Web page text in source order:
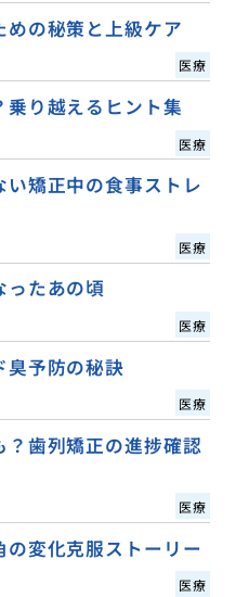
の秘策と上級ケア
医療
り越えるヒント集
医療
矯正中の食事ストレ
医療
ったあの頃
医療
臭予防の秘訣
医療
？歯列矯正の進捗確認
医療
変化克服ストーリー
医療